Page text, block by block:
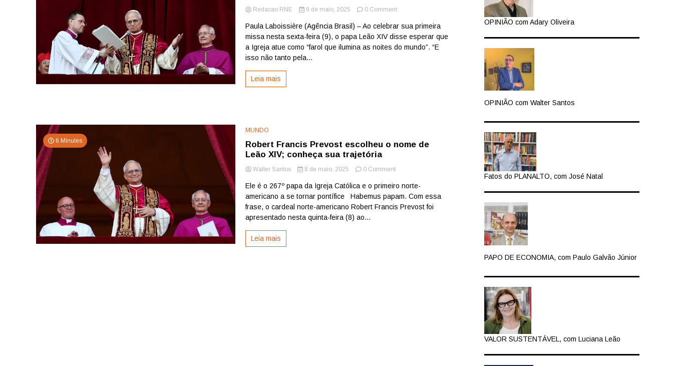
Redacao RNE 9 de maio, 2025 0 Commenton
Leão
XIV
pede
Paula Laboissière (Agência Brasil) – Ao celebrar sua primeira
missa nesta sexta-feira (9), o papa Leão XIV disse esperar que
a Igreja atue como “farol que ilumina as noites do mundo”. “E
isso não tanto pela...
Leia mais
6 Minutes
MUNDO
Robert Francis Prevost escolheu o nome de
Leão XIV; conheça sua trajetória
Walter Santos 8 de maio, 2025 0 Commenton
Francis
Prevost
escolheu
Ele é o 267º papa da Igreja Católica e o primeiro norte-
americano a se tornar pontífice Habemus papam. Com essa
frase, o cardeal norte-americano Robert Francis Prevost foi
apresentado nesta quinta-feira (8) ao...
Leia mais
OPINIÃO com Adary Oliveira
OPINIÃO com Walter Santos
Fatos do PLANALTO, com José Natal
PAPO DE ECONOMIA, com Paulo Galvão Júnior
VALOR SUSTENTÁVEL, com Luciana Leão